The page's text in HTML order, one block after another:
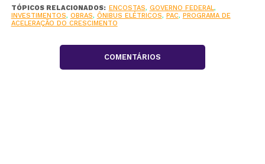
TÓPICOS RELACIONADOS: ENCOSTAS, GOVERNO FEDERAL,
INVESTIMENTOS, OBRAS, ÔNIBUS ELÉTRICOS, PAC, PROGRAMA DE
ACELERAÇÃO DO CRESCIMENTO
COMENTÁRIOS